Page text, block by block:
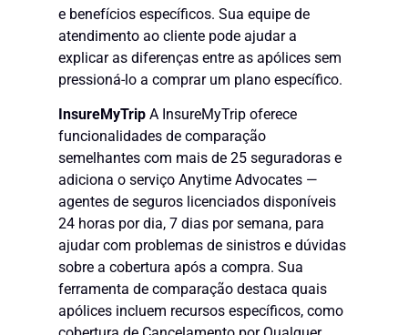
e benefícios específicos. Sua equipe de
atendimento ao cliente pode ajudar a
explicar as diferenças entre as apólices sem
pressioná-lo a comprar um plano específico.
InsureMyTrip A InsureMyTrip oferece
funcionalidades de comparação
semelhantes com mais de 25 seguradoras e
adiciona o serviço Anytime Advocates —
agentes de seguros licenciados disponíveis
24 horas por dia, 7 dias por semana, para
ajudar com problemas de sinistros e dúvidas
sobre a cobertura após a compra. Sua
ferramenta de comparação destaca quais
apólices incluem recursos específicos, como